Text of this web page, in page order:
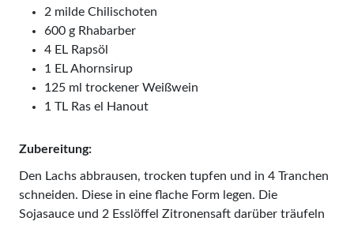
2 milde Chili­schoten
600 g Rhabarber
4 EL Rapsöl
1 EL Ahornsirup
125 ml trockener Weißwein
1 TL Ras el Hanout
Zubereitung:
Den Lachs abbrausen, trocken tupfen und in 4 Tranchen
schneiden. Diese in eine flache Form legen. Die
Sojasauce und 2 Esslöffel Zitronensaft darüber träufeln